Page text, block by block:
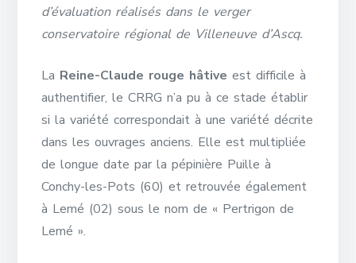
d’évaluation réalisés dans le verger
conservatoire régional de Villeneuve d’Ascq.
La Reine-Claude rouge hâtive est difficile à
authentifier, le CRRG n’a pu à ce stade établir
si la variété correspondait à une variété décrite
dans les ouvrages anciens. Elle est multipliée
de longue date par la pépinière Puille à
Conchy-les-Pots (60) et retrouvée également
à Lemé (02) sous le nom de « Pertrigon de
Lemé ».